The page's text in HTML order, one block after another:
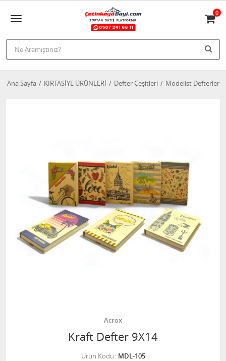
0
Ana Sayfa KIRTASİYE ÜRÜNLERİ Defter Çeşitleri Modelist Defterler
Acrox
Kraft Defter 9X14
Ürün Kodu MDL-105